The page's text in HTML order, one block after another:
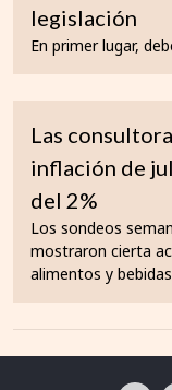
legislación
En primer lugar,
Las
inflación de
del 2%
Los sondeos
mostraron cierta
alimentos y